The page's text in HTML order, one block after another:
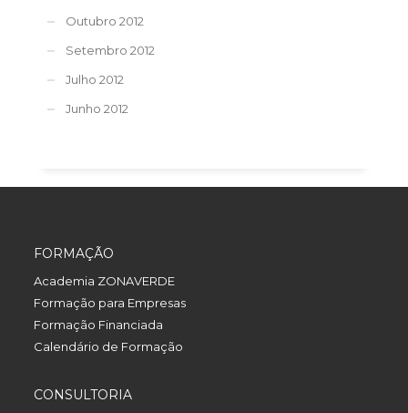
Outubro 2012
Setembro 2012
Julho 2012
Junho 2012
FORMAÇÃO
Academia ZONAVERDE
Formação para Empresas
Formação Financiada
Calendário de Formação
CONSULTORIA